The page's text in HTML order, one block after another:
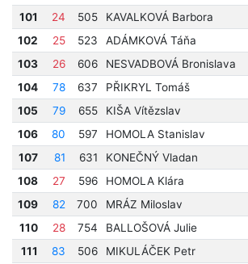
101 24 505 KAVALKOVÁ Barbora
102
25 523 ADÁMKOVÁ Táňa
103
26 606 NESVADBOVÁ Bronislava
104
78 637 PŘIKRYL Tomáš
105
79 655 KIŠA Vítězslav
106
80 597 HOMOLA Stanislav
107
81 631 KONEČNÝ Vladan
108
27 596 HOMOLA Klára
109
82 700 MRÁZ Miloslav
110
28 754 BALLOŠOVÁ Julie
111
83 506 MIKULÁČEK Petr